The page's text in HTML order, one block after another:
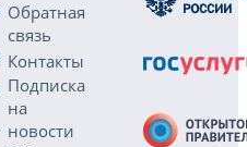
Обратная
связь
Контакты
Подписка
на
новости